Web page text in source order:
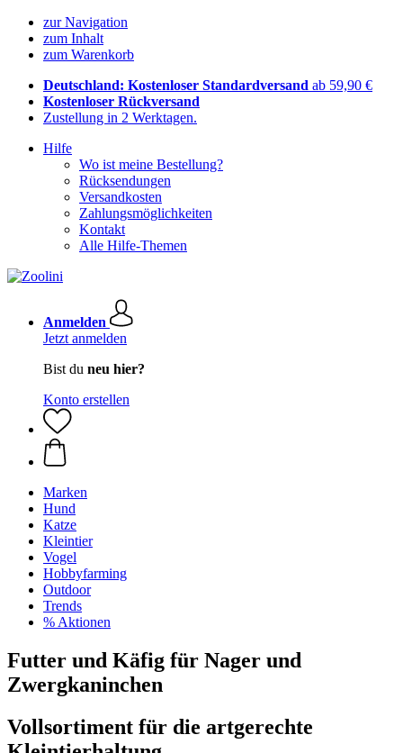
zur Navigation
zum Inhalt
zum Warenkorb
Deutschland: Kostenloser Standardversand ab 59,90 €
Kostenloser Rückversand
Zustellung in 2 Werktagen.
Hilfe
Wo ist meine Bestellung?
Rücksendungen
Versandkosten
Zahlungsmöglichkeiten
Kontakt
Alle Hilfe-Themen
Anmelden
Jetzt anmelden
Bist du neu hier?
Konto erstellen
Marken
Hund
Katze
Kleintier
Vogel
Hobbyfarming
Outdoor
Trends
% Aktionen
Futter und Käfig für Nager und
Zwergkaninchen
Vollsortiment für die artgerechte